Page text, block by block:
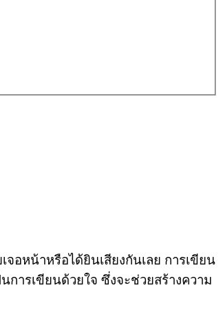
หน้าหรือได้ยินเสียงกันเลย การเขียน
การเขียนด้วยใจ ซึ่งจะช่วยสร้างความ